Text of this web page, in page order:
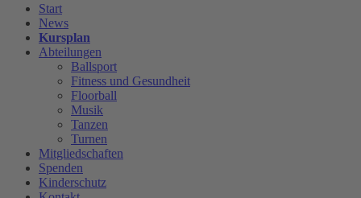
Start
News
Kursplan
Abteilungen
Ballsport
Fitness und Gesundheit
Floorball
Musik
Tanzen
Turnen
Mitgliedschaften
Spenden
Kinderschutz